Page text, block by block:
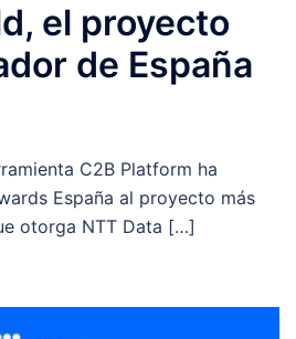
el proyecto
de España
C2B Platform ha
España al proyecto más
otorga NTT Data […]